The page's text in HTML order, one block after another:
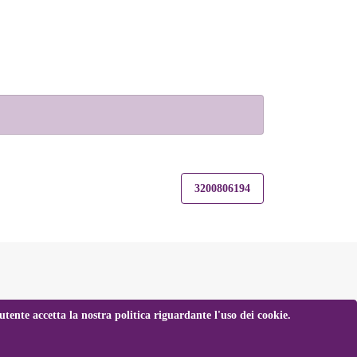
3200806194
accetta la nostra politica riguardante l'uso dei cookie.